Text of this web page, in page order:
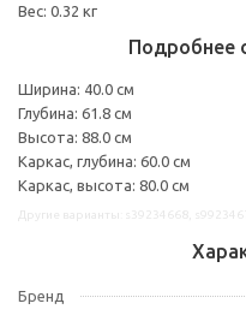
Вес: 0.32 кг
Подробнее
Ширина: 40.0 см
Глубина: 61.8 см
Высота: 88.0 см
Каркас, глубина: 60.0 см
Каркас, высота: 80.0 см
Бренд